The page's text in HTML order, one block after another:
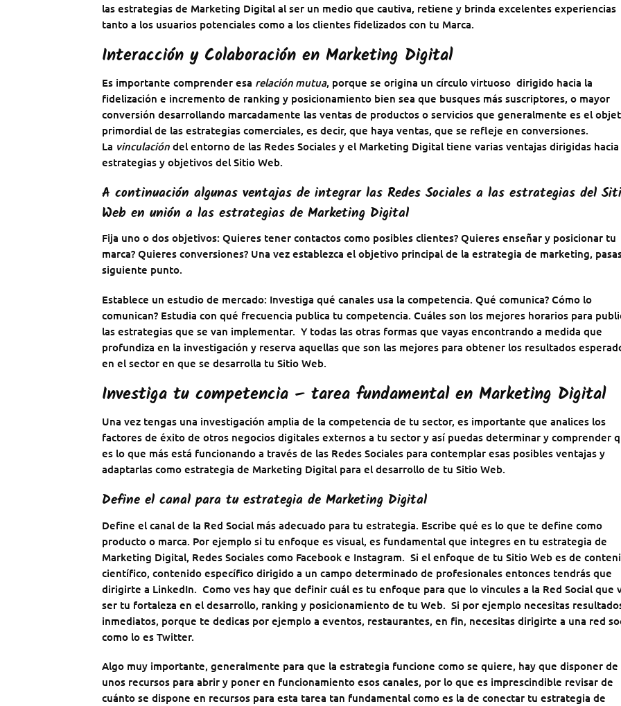
las estrategias de Marketing Digital al ser un medio que cautiva, retiene y brinda excelentes experiencias
tanto a los usuarios potenciales como a los clientes fidelizados con tu Marca.
Interacción y Colaboración en Marketing Digital
Es importante comprender esa relación mutua, porque se origina un círculo virtuoso dirigido hacia la
fidelización e incremento de ranking y posicionamiento bien sea que busques más suscriptores, o mayor
conversión desarrollando marcadamente las ventas de productos o servicios que generalmente es el
primordial de las estrategias comerciales, es decir, que haya ventas, que se refleje en conversiones.
La vinculación del entorno de las Redes Sociales y el Marketing Digital tiene varias ventajas dirigidas hacia
estrategias y objetivos del Sitio Web.
A continuación algunas ventajas de integrar las Redes Sociales a las estrategias del
Web en unión a las estrategias de Marketing Digital
Fija uno o dos objetivos: Quieres tener contactos como posibles clientes? Quieres enseñar y posicionar tu
marca? Quieres conversiones? Una vez establezca el objetivo principal de la estrategia de marketing,
siguiente punto.
Establece un estudio de mercado: Investiga qué canales usa la competencia. Qué comunica? Cómo lo
comunican? Estudia con qué frecuencia publica tu competencia. Cuáles son los mejores horarios para
las estrategias que se van implementar. Y todas las otras formas que vayas encontrando a medida que
profundiza en la investigación y reserva aquellas que son las mejores para obtener los resultados
en el sector en que se desarrolla tu Sitio Web.
Investiga tu competencia – tarea fundamental en Marketing Digital
Una vez tengas una investigación amplia de la competencia de tu sector, es importante que analices los
factores de éxito de otros negocios digitales externos a tu sector y así puedas determinar y comprender
es lo que más está funcionando a través de las Redes Sociales para contemplar esas posibles ventajas y
adaptarlas como estrategia de Marketing Digital para el desarrollo de tu Sitio Web.
Define el canal para tu estrategia de Marketing Digital
Define el canal de la Red Social más adecuado para tu estrategia. Escribe qué es lo que te define como
producto o marca. Por ejemplo si tu enfoque es visual, es fundamental que integres en tu estrategia de
Marketing Digital, Redes Sociales como Facebook e Instagram. Si el enfoque de tu Sitio Web es de
científico, contenido específico dirigido a un campo determinado de profesionales entonces tendrás que
dirigirte a LinkedIn. Como ves hay que definir cuál es tu enfoque para que lo vincules a la Red Social que
ser tu fortaleza en el desarrollo, ranking y posicionamiento de tu Web. Si por ejemplo necesitas
inmediatos, porque te dedicas por ejemplo a eventos, restaurantes, en fin, necesitas dirigirte a una red
como lo es Twitter.
Algo muy importante, generalmente para que la estrategia funcione como se quiere, hay que disponer de
unos recursos para abrir y poner en funcionamiento esos canales, por lo que es imprescindible revisar de
cuánto se dispone en recursos para esta tarea tan fundamental como es la de conectar tu estrategia de